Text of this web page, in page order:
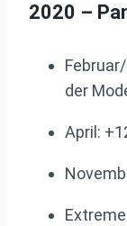
2020 –
der
April: